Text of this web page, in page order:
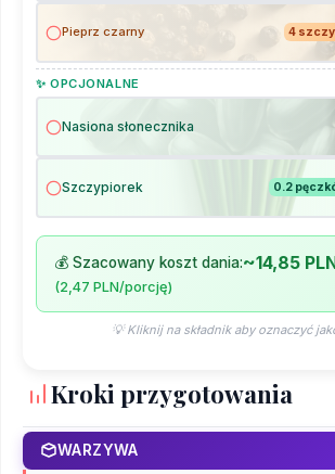
Pieprz czarny 4
✨ OPCJONALNE
Nasiona słonecznika
Szczypiorek 0.2
💰 Szacowany koszt dania:~14,85
(2,47 PLN/porcję)
💡 Kliknij na składnik aby oznaczyć
Kroki przygotowania
WARZYWA